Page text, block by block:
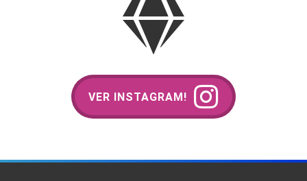
VER INSTAGRAM!